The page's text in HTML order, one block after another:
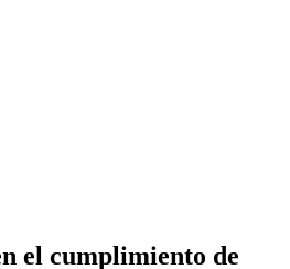
el cumplimiento de